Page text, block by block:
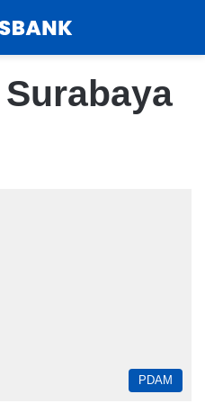
PDAM